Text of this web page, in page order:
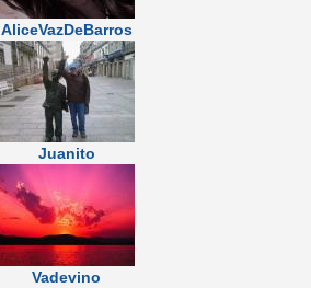
AliceVazDeBarros
Juanito
Vadevino